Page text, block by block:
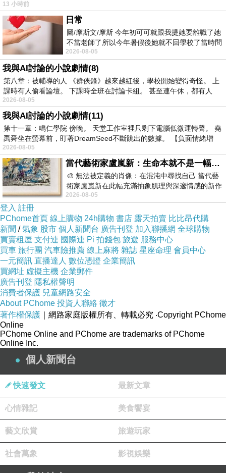
=>點此取得優惠<=
關於Admiral
1914年成立於英國，早期以製作英國皇家海軍制服為主，商標也
是由海軍上將的徽章演變而成，在英國是階級與地位的象徵，後來
漸漸演變多元化服裝品牌。
1970年Admiral在運動服裝上置入流行元素，成為英國運動服裝及
配件的指標性代表，尤其在足球運事上的投入更是首屈一指，並因
其他運動項目上面，如板球、橄欖球...等做為往後在運動項目中的
發展跟合作基礎，90年代後則致力於流行跟時尚服飾及配件上作發
展，發展出運動項目以外的新風格。
2000 年以來，在英國之外，全球更有超過35個國家的授權代理，
13 小時前
日常
圖/摩斯文/摩斯 今年初可可就跟我提她要離職了她
不當老師了所以今年暑假後她就不回學校了當時問
她不是很喜歡幼幼班的小朋友嗎捨得不
2026-08-05
我與AI討論的小說劇情(8)
第八章：被輔導的人 《群俠錄》越來越紅後，學校開始變得奇怪。 上
課時有人偷看論壇。 下課時全班在討論卡組。 甚至連午休，都有人
2026-08-05
我與AI討論的小說劇情(11)
第十一章：鳴仁學院 傍晚。 天堂工作室裡只剩下電腦低微運轉聲。 堯
禹舜坐在螢幕前，盯著DreamSeed不斷跳出的數據。 【負面情緒增
2026-08-05
當代藝術家盧嵐新：生命本就不是一幅能被定義的肖像，在混亂與交疊中拼湊完整的靈魂
🎨 無法被定義的肖像：在混沌中尋找自己 當代藝
術家盧嵐新在此幅充滿抽象肌理與深邃情感的新作
中，以灰白為基底，交織著塗抹、刮擦與
2026-08-05
登入 註冊
PChome首頁 線上購物 24h購物 書店 露天拍賣 比比昂代購
新聞 /氣象 股市 個人新聞台 廣告刊登 加入聯播網 全球購物
買賣租屋 支付連 國際連 Pi 拍錢包 旅遊 服務中心
買車 旅行團 汽車險推薦 線上麻將 雜誌 星座命理 會員中心
一元簡訊 直播達人 數位憑證 企業簡訊
買網址 虛擬主機 企業郵件
廣告刊登 隱私權聲明
消費者保護 兒童網路安全
About PChome 投資人聯絡 徵才
著作權保護 ｜網路家庭版權所有、轉載必究 ‧Copyright PChome
Online
PChome Online and PChome are trademarks of PChome
Online Inc.
個人新聞台
快速發文 最新文章
心情雜記 美食饗宴
藝文欣賞 旅遊玩家
社會萬象 影視娛樂